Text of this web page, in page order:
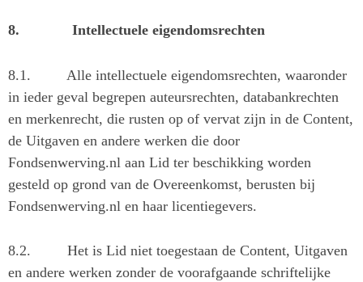
8. Intellectuele eigendomsrechten
8.1. Alle intellectuele eigendomsrechten, waaronder
in ieder geval begrepen auteursrechten, databankrechten
en merkenrecht, die rusten op of vervat zijn in de Content,
de Uitgaven en andere werken die door
Fondsenwerving.nl aan Lid ter beschikking worden
gesteld op grond van de Overeenkomst, berusten bij
Fondsenwerving.nl en haar licentiegevers.
8.2. Het is Lid niet toegestaan de Content, Uitgaven
en andere werken zonder de voorafgaande schriftelijke